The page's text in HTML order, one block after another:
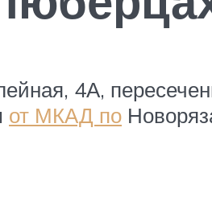
4А,
от МКАД по